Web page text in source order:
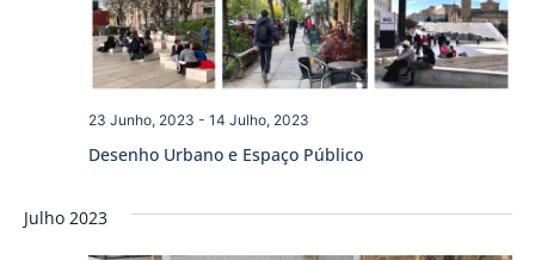
Desenho Urbano e Espaço Público
23 Junho, 2023 - 14 Julho, 2023
Julho 2023